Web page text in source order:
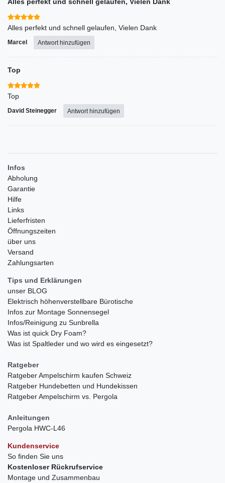
Alles perfekt und schnell gelaufen, Vielen Dank
Marcel Antwort hinzufügen
Top
Top
David Steinegger Antwort hinzufügen
Infos
Abholung
Garantie
Hilfe
Links
Lieferfristen
Öffnungszeiten
über uns
Versand
Zahlungsarten
Tips und Erklärungen
unser BLOG
Elektrisch höhenverstellbare Bürotische
Infos zur Montage Sonnensegel
Infos/Reinigung zu Sunbrella
Was ist quick Dry Foam?
Was ist Spaltleder und wo wird es eingesetzt?
Ratgeber
Ratgeber Ampelschirm kaufen Schweiz
Ratgeber Hundebetten und Hundekissen
Ratgeber Ampelschirm vs. Pergola
Anleitungen
Pergola HWC-L46
Kundenservice
So finden Sie uns
Kostenloser Rückrufservice
Montage und Zusammenbau